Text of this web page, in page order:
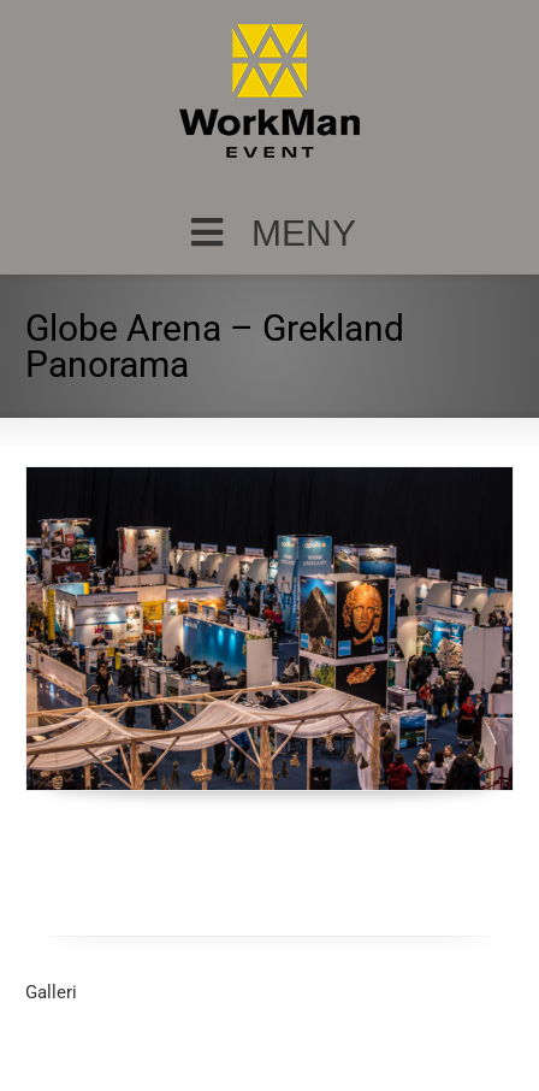
MENY
Globe Arena – Grekland
Panorama
Galleri